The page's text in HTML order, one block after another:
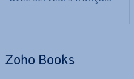
Zoho Books